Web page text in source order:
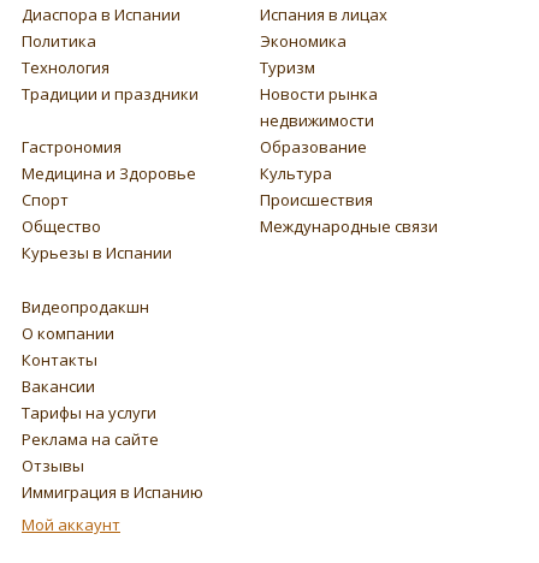
Диаспора в Испании
Испания в лицах
Политика
Экономика
Технология
Туризм
Традиции и праздники
Новости рынка
недвижимости
Гастрономия
Образование
Медицина и Здоровье
Культура
Спорт
Происшествия
Общество
Международные связи
Курьезы в Испании
Видеопродакшн
О компании
Контакты
Вакансии
Тарифы на услуги
Реклама на сайте
Отзывы
Иммиграция в Испанию
Мой аккаунт